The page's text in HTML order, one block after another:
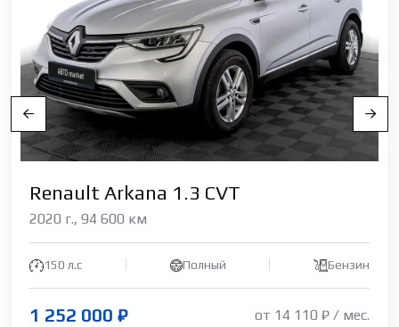
Renault Arkana 1.3 CVT
2020 г., 94 600 км
150 л.c Полный Бензин
1 252 000 ₽ от 14 110 ₽ / мес.